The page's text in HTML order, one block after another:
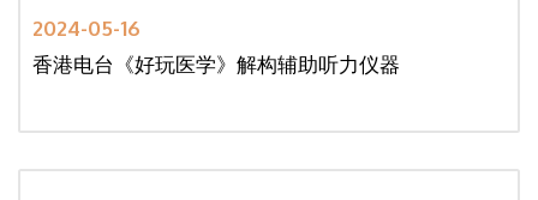
2024-05-16
香港电台《好玩医学》解构辅助听力仪器